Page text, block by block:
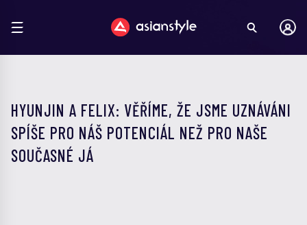
HYUNJIN A FELIX: VĚŘÍME, ŽE JSME UZNÁVÁNI
SPÍŠE PRO NÁŠ POTENCIÁL NEŽ PRO NAŠE
SOUČASNÉ JÁ